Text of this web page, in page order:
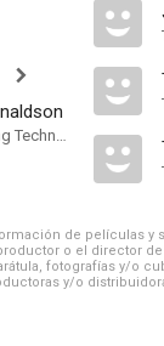
Chief Lighting Technician
de películas y
o el director
fotografías y/o
y/o